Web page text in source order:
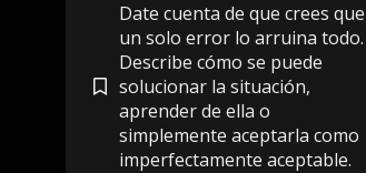
Date cuenta de que crees que
un solo error lo arruina todo.
Describe cómo se puede
solucionar la situación,
aprender de ella o
simplemente aceptarla como
imperfectamente aceptable.